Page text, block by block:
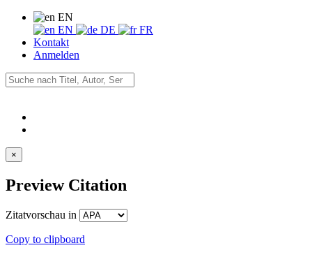
EN
EN
DE
FR
Kontakt
Anmelden
×
Preview Citation
Zitatvorschau in
Copy to clipboard